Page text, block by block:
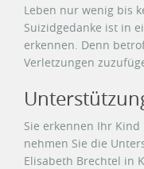
Leben nur wenig bis
Suizidgedanke ist in
erkennen. Denn
Verletzungen
Sie erkennen Ihr
nehmen Sie die
Elisabeth Brechtel in